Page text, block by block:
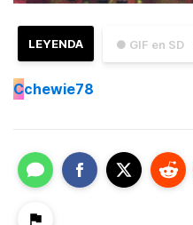
● GIF en SD
LEYENDA
Cchewie78